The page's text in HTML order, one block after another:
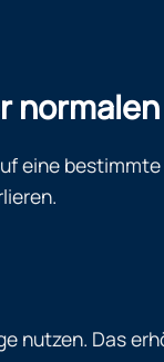
eine
nutzen. Das